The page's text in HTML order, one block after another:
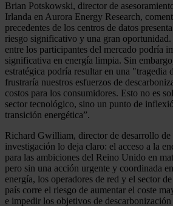
Brian Potskowski, director de
Irlanda en Aurora Energy Research,
precedentes de los centros de datos
riesgo significativo y una gran
entre los participantes del mercado podría
significativa en energía limpia. Sin
estratégica podría resultar en una "tragedia
frustraría nuestros esfuerzos de
costos para los consumidores. Esto no es
sector tecnológico, sino un punto de
transición energética”.
Richard Gwilliam, director de desarrollo
investigación lo deja claro: el acceso a la
para las ambiciones del Reino Unido en
pero sin una acción urgente y coordinada
energía, los operadores de red y el sector
país corre el riesgo de aumentar el coste
e impedir los objetivos de